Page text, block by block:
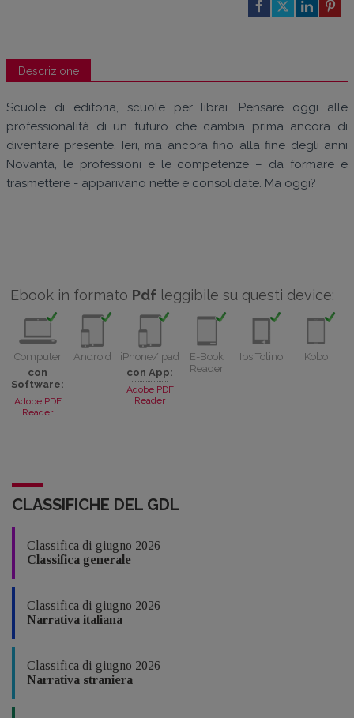
Descrizione
Scuole di editoria, scuole per librai. Pensare oggi alle
professionalità di un futuro che cambia prima ancora di
diventare presente. Ieri, ma ancora fino alla fine degli anni
Novanta, le professioni e le competenze – da formare e
trasmettere - apparivano nette e consolidate. Ma oggi?
Ebook in formato Pdf leggibile su questi device:
Computer
con
Software:
Adobe PDF
Reader
Android
iPhone/Ipad
con App:
Adobe PDF
Reader
E-Book
Reader
Ibs Tolino Kobo
CLASSIFICHE DEL GDL
Classifica di giugno 2026
Classifica generale
Classifica di giugno 2026
Narrativa italiana
Classifica di giugno 2026
Narrativa straniera